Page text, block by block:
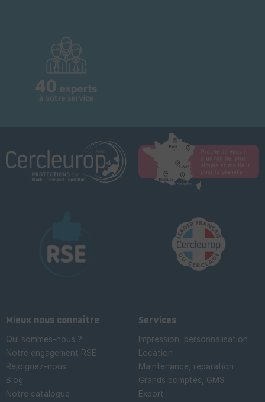
Mieux nous connaître
Qui sommes-nous ?
Notre engagement RSE
Rejoignez-nous
Blog
Notre catalogue
Services
Impression, personnalisation
Location
Maintenance, réparation
Grands comptes, GMS
Export